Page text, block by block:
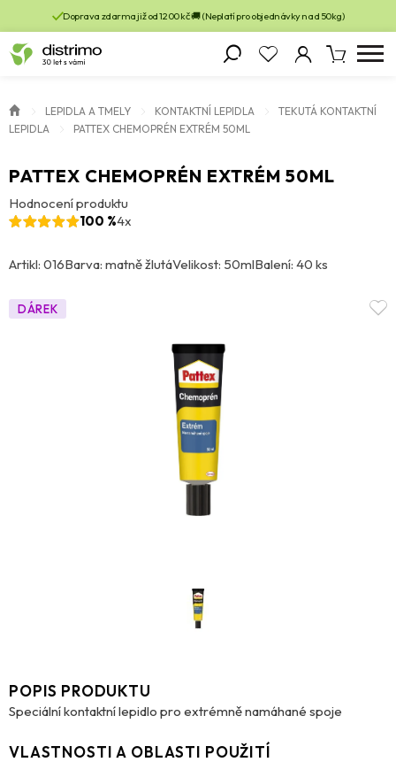
Doprava zdarma již od 1200 kč 🚚 (Neplatí pro objednávky nad 50kg)
LEPIDLA A TMELY KONTAKTNÍ LEPIDLA
TEKUTÁ KONTAKTNÍ
LEPIDLA
PATTEX CHEMOPRÉN EXTRÉM 50ML
PATTEX CHEMOPRÉN EXTRÉM 50ML
Hodnocení produktu
100 %4x
Artikl: 016Barva: matně žlutáVelikost: 50mlBalení: 40 ks
DÁREK
POPIS PRODUKTU
Speciální kontaktní lepidlo pro extrémně namáhané spoje
VLASTNOSTI A OBLASTI POUŽITÍ